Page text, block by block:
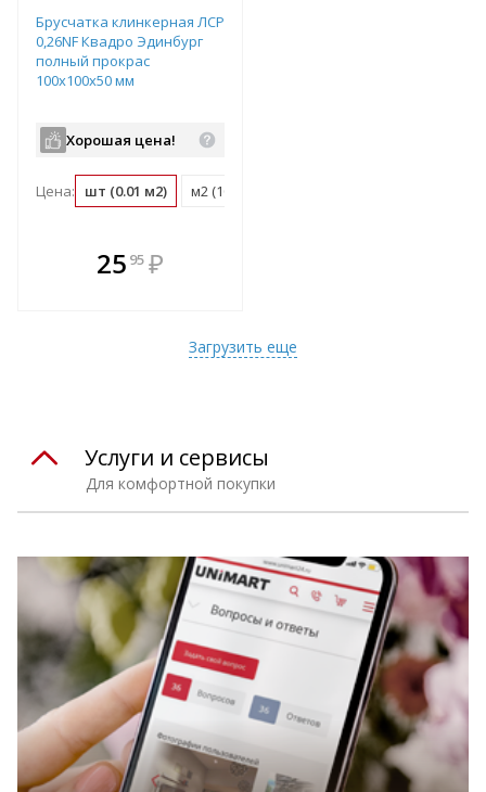
Брусчатка клинкерная ЛСР
0,26NF Квадро Эдинбург
полный прокрас
100х100х50 мм
Хорошая цена!
Цена: шт (0.01 м2) м2 (100 шт)
25 95 ₽
Загрузить еще
Для комфортной покупки
Услуги и сервисы